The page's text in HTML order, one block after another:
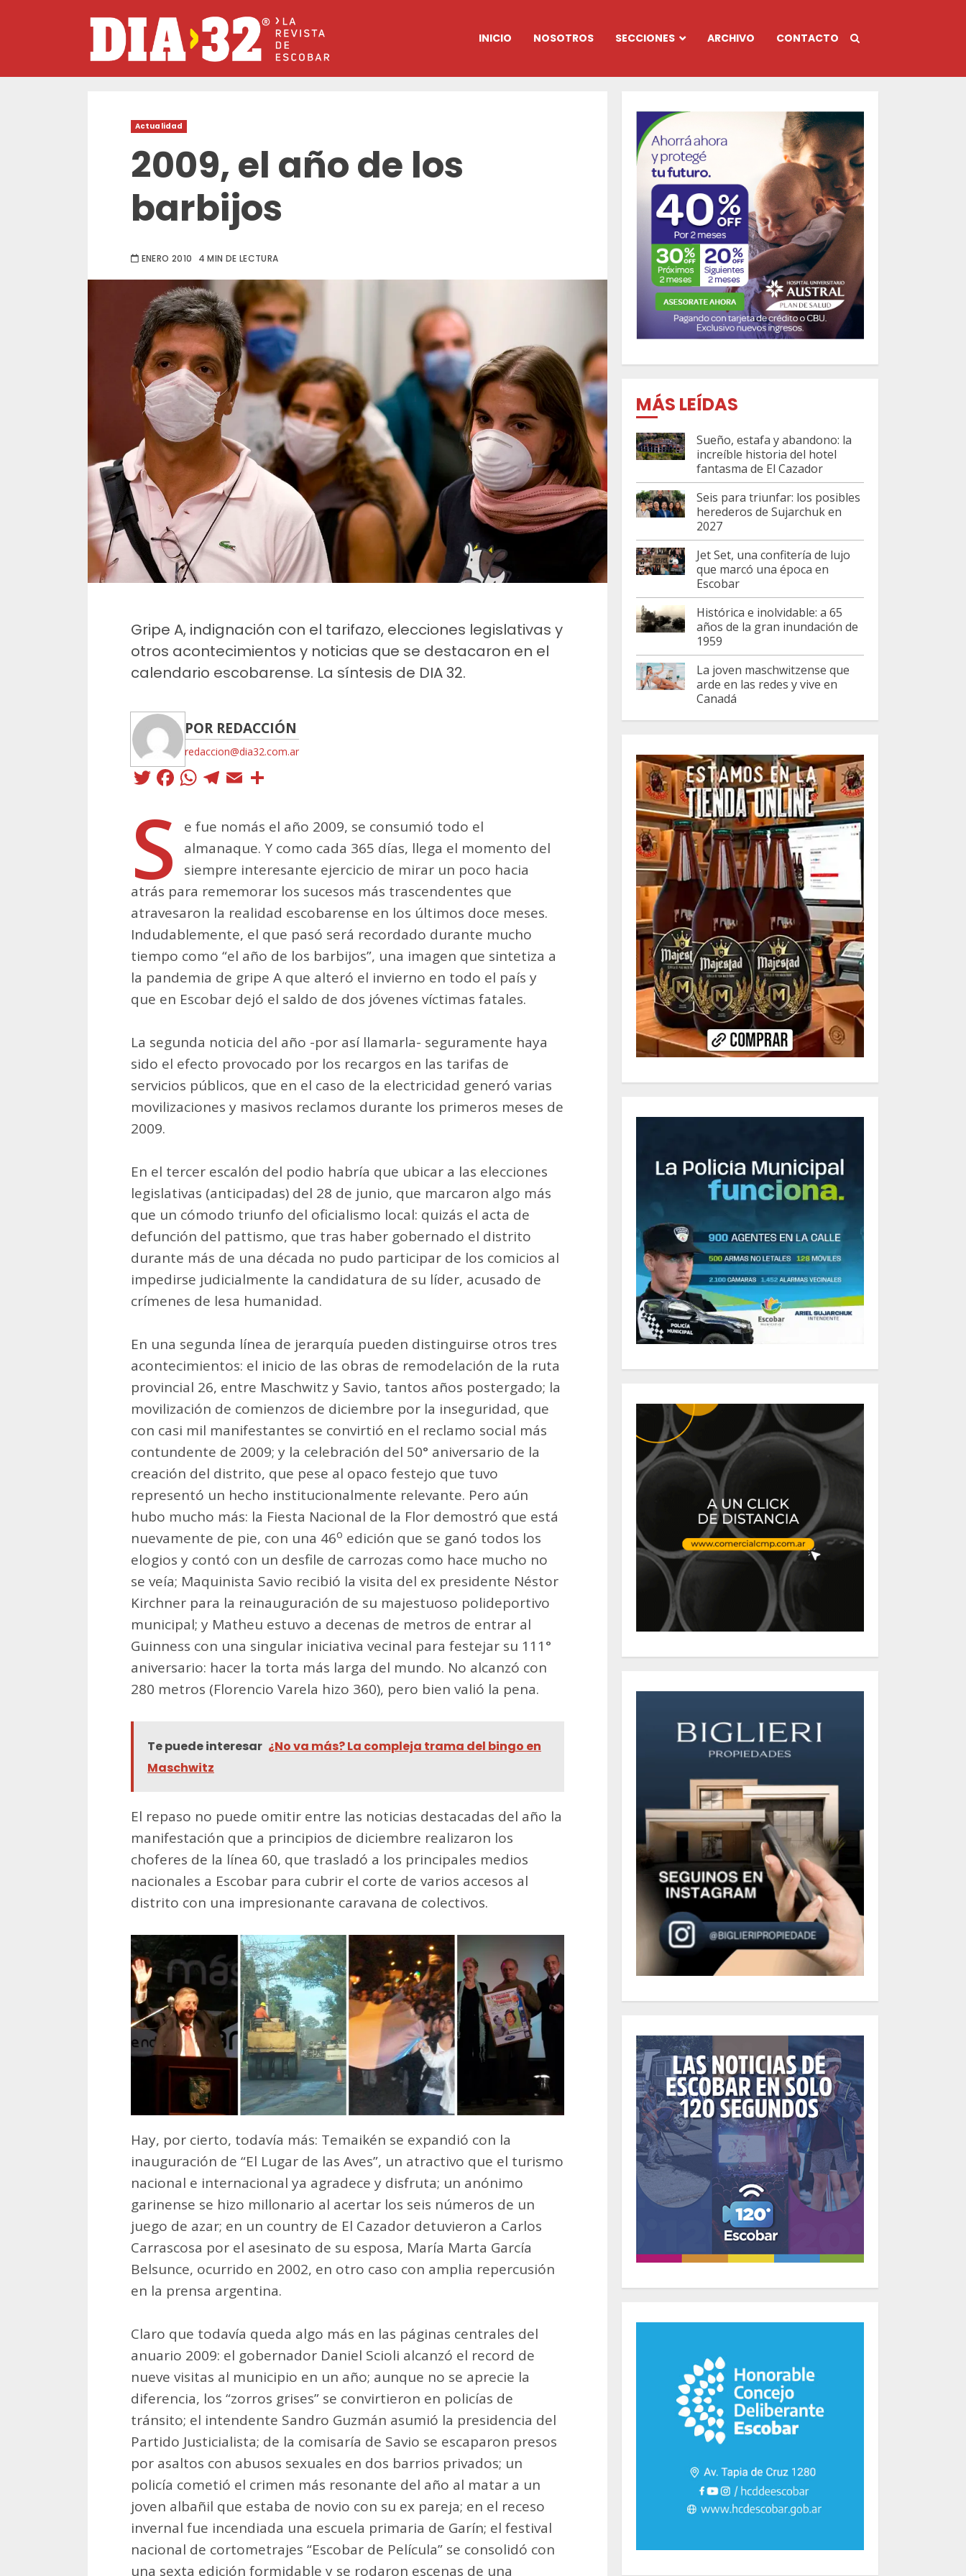
INICIO NOSOTROS SECCIONES ARCHIVO CONTACTO
Actualidad
2009, el año de los
barbijos
ENERO 2010 4 MIN DE LECTURA
Gripe A, indignación con el tarifazo, elecciones legislativas y
otros acontecimientos y noticias que se destacaron en el
calendario escobarense. La síntesis de DIA 32.
POR REDACCIÓN
redaccion@dia32.com.ar
Twitter
Facebook
WhatsApp
Telegram
Email
S
e fue nomás el año 2009, se consumió todo el
almanaque. Y como cada 365 días, llega el momento del
siempre interesante ejercicio de mirar un poco hacia
atrás para rememorar los sucesos más trascendentes que
atravesaron la realidad escobarense en los últimos doce meses.
Indudablemente, el que pasó será recordado durante mucho
tiempo como “el año de los barbijos”, una imagen que sintetiza a
la pandemia de gripe A que alteró el invierno en todo el país y
que en Escobar dejó el saldo de dos jóvenes víctimas fatales.
La segunda noticia del año -por así llamarla- seguramente haya
sido el efecto provocado por los recargos en las tarifas de
servicios públicos, que en el caso de la electricidad generó varias
movilizaciones y masivos reclamos durante los primeros meses de
2009.
En el tercer escalón del podio habría que ubicar a las elecciones
legislativas (anticipadas) del 28 de junio, que marcaron algo más
que un cómodo triunfo del oficialismo local: quizás el acta de
defunción del pattismo, que tras haber gobernado el distrito
durante más de una década no pudo participar de los comicios al
impedirse judicialmente la candidatura de su líder, acusado de
crímenes de lesa humanidad.
En una segunda línea de jerarquía pueden distinguirse otros tres
acontecimientos: el inicio de las obras de remodelación de la ruta
provincial 26, entre Maschwitz y Savio, tantos años postergado; la
movilización de comienzos de diciembre por la inseguridad, que
con casi mil manifestantes se convirtió en el reclamo social más
contundente de 2009; y la celebración del 50° aniversario de la
creación del distrito, que pese al opaco festejo que tuvo
representó un hecho institucionalmente relevante. Pero aún
hubo mucho más: la Fiesta Nacional de la Flor demostró que está
nuevamente de pie, con una 46o edición que se ganó todos los
elogios y contó con un desfile de carrozas como hace mucho no
se veía; Maquinista Savio recibió la visita del ex presidente Néstor
Kirchner para la reinauguración de su majestuoso polideportivo
municipal; y Matheu estuvo a decenas de metros de entrar al
Guinness con una singular iniciativa vecinal para festejar su 111°
aniversario: hacer la torta más larga del mundo. No alcanzó con
280 metros (Florencio Varela hizo 360), pero bien valió la pena.
Te puede interesar ¿No va más? La compleja trama del bingo en
Maschwitz
El repaso no puede omitir entre las noticias destacadas del año la
manifestación que a principios de diciembre realizaron los
choferes de la línea 60, que trasladó a los principales medios
nacionales a Escobar para cubrir el corte de varios accesos al
distrito con una impresionante caravana de colectivos.
Hay, por cierto, todavía más: Temaikén se expandió con la
inauguración de “El Lugar de las Aves”, un atractivo que el turismo
nacional e internacional ya agradece y disfruta; un anónimo
garinense se hizo millonario al acertar los seis números de un
juego de azar; en un country de El Cazador detuvieron a Carlos
Carrascosa por el asesinato de su esposa, María Marta García
Belsunce, ocurrido en 2002, en otro caso con amplia repercusión
en la prensa argentina.
Claro que todavía queda algo más en las páginas centrales del
anuario 2009: el gobernador Daniel Scioli alcanzó el record de
nueve visitas al municipio en un año; aunque no se aprecie la
diferencia, los “zorros grises” se convirtieron en policías de
tránsito; el intendente Sandro Guzmán asumió la presidencia del
Partido Justicialista; de la comisaría de Savio se escaparon presos
por asaltos con abusos sexuales en dos barrios privados; un
policía cometió el crimen más resonante del año al matar a un
joven albañil que estaba de novio con su ex pareja; en el receso
invernal fue incendiada una escuela primaria de Garín; el festival
nacional de cortometrajes “Escobar de Película” se consolidó con
una sexta edición formidable y se rodaron escenas de una
MÁS LEÍDAS
Sueño, estafa y abandono: la
increíble historia del hotel
fantasma de El Cazador
Seis para triunfar: los posibles
herederos de Sujarchuk en
2027
Jet Set, una confitería de lujo
que marcó una época en
Escobar
Histórica e inolvidable: a 65
años de la gran inundación de
1959
La joven maschwitzense que
arde en las redes y vive en
Canadá